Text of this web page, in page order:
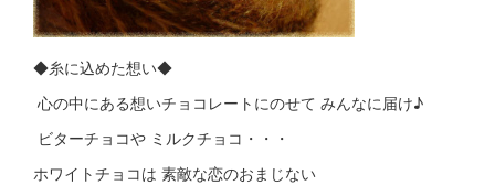
◆糸に込めた想い◆
心の中にある想いチョコレートにのせて みんなに届け♪
ビターチョコや ミルクチョコ・・・
ホワイトチョコは 素敵な恋のおまじない